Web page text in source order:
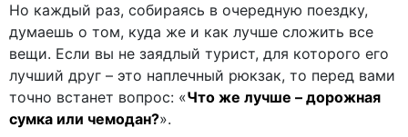
Но каждый раз, собираясь в очередную поездку,
думаешь о том, куда же и как лучше сложить все
вещи. Если вы не заядлый турист, для которого его
лучший друг – это наплечный рюкзак, то перед вами
точно встанет вопрос: «Что же лучше – дорожная
сумка или чемодан?».